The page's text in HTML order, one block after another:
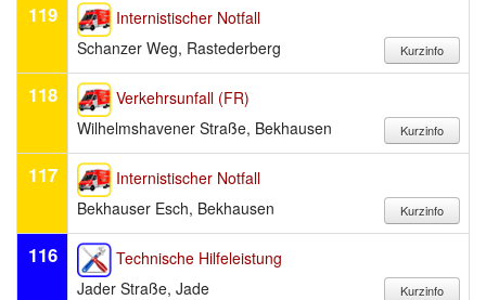
119
Internistischer Notfall
Schanzer Weg, Rastederberg
118
Verkehrsunfall (FR)
Wilhelmshavener Straße, Bekhausen
117
Internistischer Notfall
Bekhauser Esch, Bekhausen
116
Technische Hilfeleistung
Jader Straße, Jade